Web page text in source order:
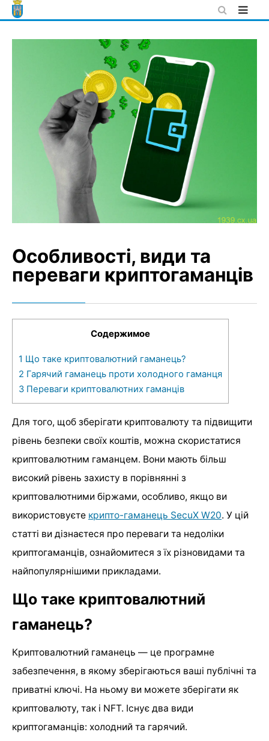
Skip
to
Особливості, види та
переваги криптогаманців
Содержимое
1 Що таке криптовалютний гаманець?
2 Гарячий гаманець проти холодного гаманця
3 Переваги криптовалютних гаманців
Для того, щоб зберігати криптовалюту та підвищити
рівень безпеки своїх коштів, можна скористатися
криптовалютним гаманцем. Вони мають більш
високий рівень захисту в порівнянні з
криптовалютними біржами, особливо, якщо ви
використовуєте крипто-гаманець SecuX W20. У цій
статті ви дізнаєтеся про переваги та недоліки
криптогаманців, ознайомитеся з їх різновидами та
найпопулярнішими прикладами.
Що таке криптовалютний
гаманець?
Криптовалютний гаманець — це програмне
забезпечення, в якому зберігаються ваші публічні та
приватні ключі. На ньому ви можете зберігати як
криптовалюту, так і NFT. Існує два види
криптогаманців: холодний та гарячий.